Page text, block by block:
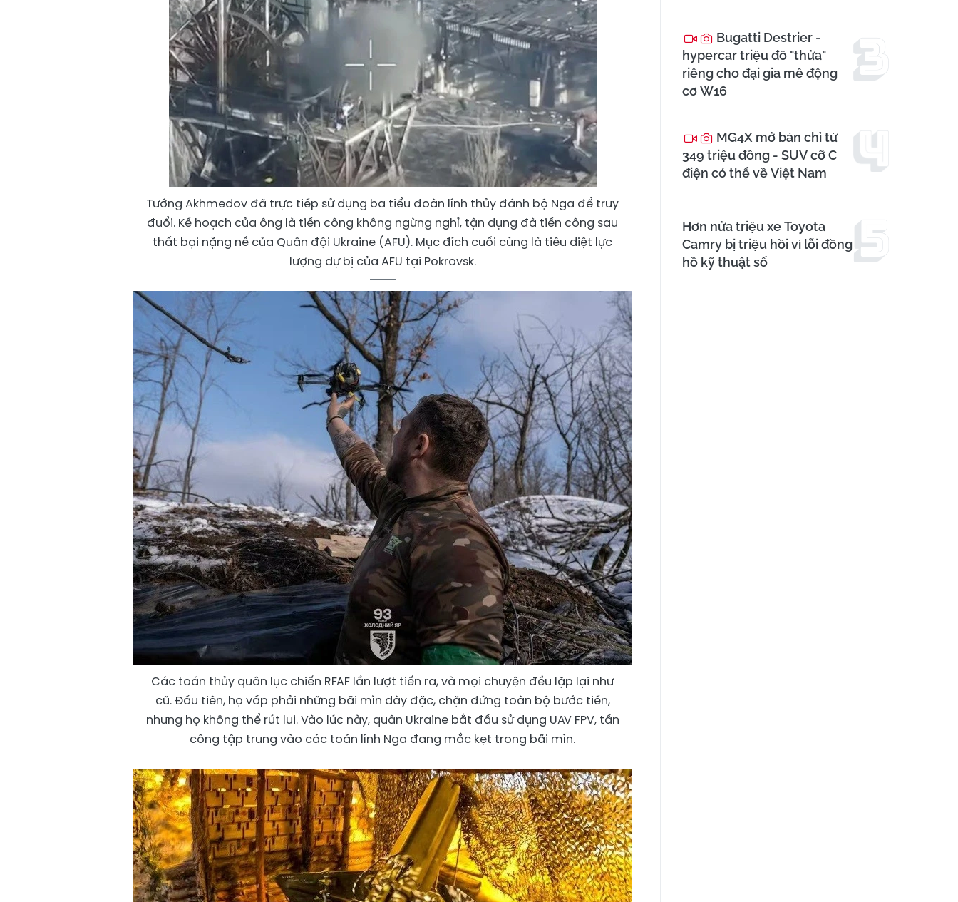
Tướng Akhmedov đã trực tiếp sử dụng ba tiểu đoàn lính thủy đánh bộ Nga để truy
đuổi. Kế hoạch của ông là tiến công không ngừng nghỉ, tận dụng đà tiến công sau
thất bại nặng nề của Quân đội Ukraine (AFU). Mục đích cuối cùng là tiêu diệt lực
lượng dự bị của AFU tại Pokrovsk.
Các toán thủy quân lục chiến RFAF lần lượt tiến ra, và mọi chuyện đều lặp lại như
cũ. Đầu tiên, họ vấp phải những bãi mìn dày đặc, chặn đứng toàn bộ bước tiến,
nhưng họ không thể rút lui. Vào lúc này, quân Ukraine bắt đầu sử dụng UAV FPV, tấn
công tập trung vào các toán lính Nga đang mắc kẹt trong bãi mìn.
Bugatti Destrier -
hypercar triệu đô "thửa"
riêng cho đại gia mê động
cơ W16
MG4X mở bán chỉ từ
349 triệu đồng - SUV cỡ C
điện có thể về Việt Nam
Hơn nửa triệu xe Toyota
Camry bị triệu hồi vì lỗi đồng
hồ kỹ thuật số